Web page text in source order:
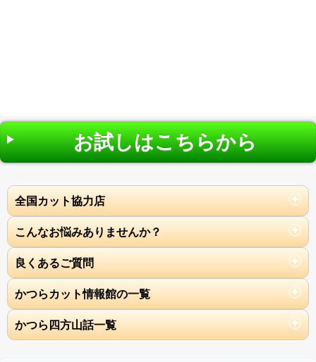
お試しはこちらから
全国カット協力店
こんなお悩みありませんか？
良くあるご質問
かつらカット情報館の一覧
かつら四方山話一覧